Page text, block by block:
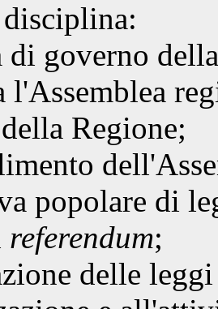
di governo
l'Assemblea
Regione;
popolare di
referendum;
delle